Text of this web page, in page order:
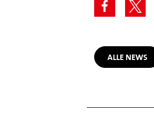
ALLE NEWS